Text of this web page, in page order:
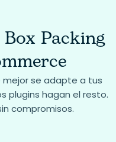
Packing
mejor se adapte a tus
plugins hagan el resto.
compromisos.